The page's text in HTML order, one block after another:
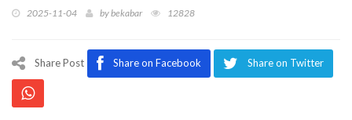
2025-11-04 bybekabar 12828
Share Post Share on Facebook Share on Twitter